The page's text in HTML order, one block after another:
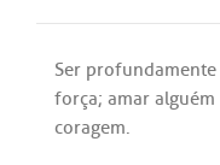
Ser profundamente
força; amar alguém
coragem.